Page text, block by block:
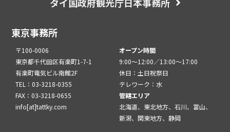
タイ国政府観光庁日本事務所
東京事務所
〒100-0006
東京都千代田区有楽町1-7-1
有楽町電気ビル南館2F
TEL：03-3218-0355
FAX：03-3218-0655
info[at]tattky.com
オープン時間
9:00～12:00／13:00～17:00
休日：土日祝祭日
テレワーク：水
管轄エリア
北海道、東北地方、石川、富山、
新潟、関東地方、静岡